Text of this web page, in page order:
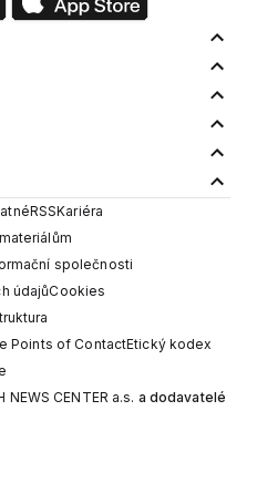
RSSKariéra
společnosti
údajůCookies
Points of ContactEtický kodex
NEWS CENTER a.s. a dodavatelé